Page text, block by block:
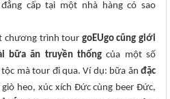
cấp tại một nhà hàng có sao
chương trình tour goEUgo cũng giới
bữa ăn truyền thống của một số
mà tour đi qua. Ví dụ: bữa ăn đặc
giò heo, xúc xích Đức cùng beer Đức,